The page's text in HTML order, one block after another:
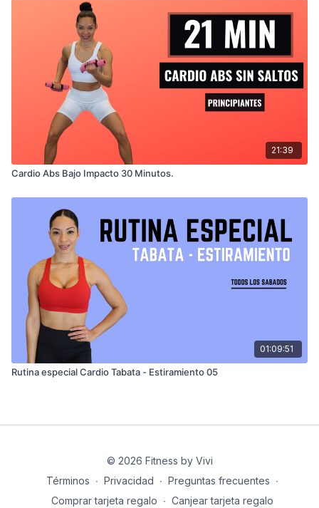
21:39
Cardio Abs Bajo Impacto 30 Minutos.
01:09:51
Rutina especial Cardio Tabata - Estiramiento 05
© 2026 Fitness by Vivi
Términos ∙ Privacidad ∙ Preguntas frecuentes ∙
Comprar tarjeta regalo ∙ Canjear tarjeta regalo